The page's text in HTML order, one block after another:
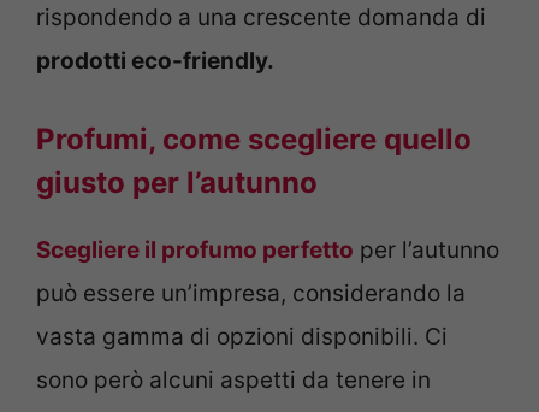
rispondendo a una crescente domanda di
prodotti eco-friendly.
Profumi, come scegliere quello
giusto per l’autunno
Scegliere il profumo perfetto per l’autunno
può essere un’impresa, considerando la
vasta gamma di opzioni disponibili. Ci
sono però alcuni aspetti da tenere in